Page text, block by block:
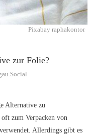
Pixabay raphakontor
zur Folie?
Alternative zu
zum Verpacken von
Allerdings gibt es